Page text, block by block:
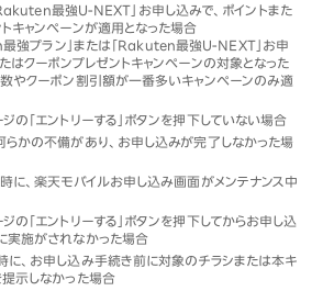
最強U-NEXT」お申し込みで、ポイントまた
キャンペーンが適用となった場合
強プラン」または「Rakuten最強U-NEXT」お申
はクーポンプレゼントキャンペーンの対象となった
数やクーポン割引額が一番多いキャンペーンのみ適
の「エントリーする」ボタンを押下していない場合
らかの不備があり、お申し込みが完了しなかった場
に、楽天モバイルお申し込み画面がメンテナンス中
の「エントリーする」ボタンを押下してからお申し込
実施がされなかった場合
に、お申し込み手続き前に対象のチラシまたは本キ
示しなかった場合